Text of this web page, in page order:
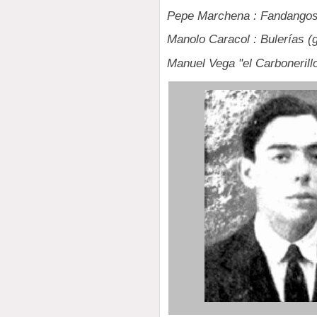
Pepe Marchena :
Manolo Caracol : Bulerías
Manuel Vega "el